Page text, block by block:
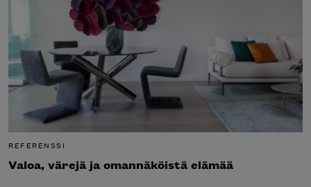
REFERENSSI
Valoa, värejä ja omannäköistä elämää